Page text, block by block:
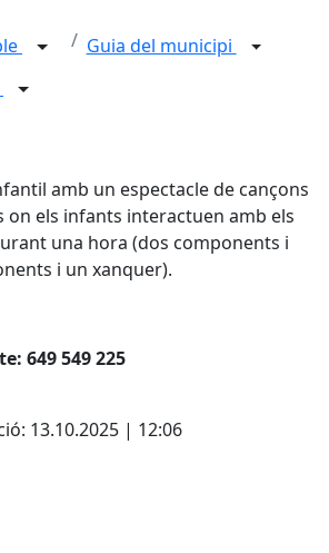
Guia del municipi
amb un espectacle de cançons
on els infants interactuen amb els
una hora (dos components i
i un xanquer).
649 549 225
13.10.2025 | 12:06